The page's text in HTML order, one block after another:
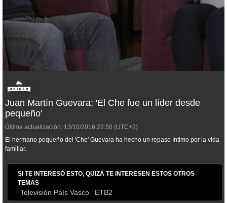
Juan Martín Guevara: 'El Che fue un líder desde
pequeño'
Última actualización: 13/10/2016 22:50 (UTC+2)
El hermano pequeño del 'Che' Guevara ha hecho un repaso íntimo por la vida
familiar.
SI TE INTERESÓ ESTO, QUIZÁ TE INTERESEN ESTOS OTROS
TEMAS
Televisión País Vasco ETB2